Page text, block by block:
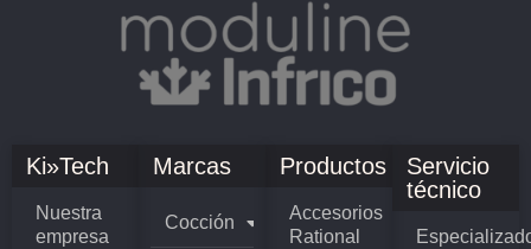
Ki»Tech
Nuestra
empresa
Marcas
Cocción
Productos
Accesorios
Rational
Servicio
técnico